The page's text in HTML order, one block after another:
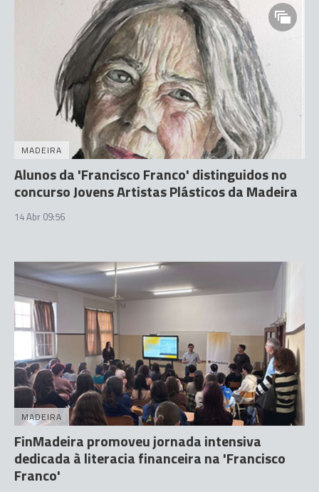
MADEIRA
Alunos da 'Francisco Franco' distinguidos no
concurso Jovens Artistas Plásticos da Madeira
14 Abr 09:56
MADEIRA
FinMadeira promoveu jornada intensiva
dedicada à literacia financeira na 'Francisco
Franco'